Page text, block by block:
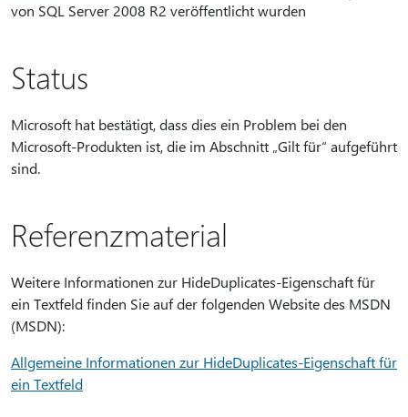
von SQL Server 2008 R2 veröffentlicht wurden
Status
Microsoft hat bestätigt, dass dies ein Problem bei den
Microsoft-Produkten ist, die im Abschnitt „Gilt für“ aufgeführt
sind.
Referenzmaterial
Weitere Informationen zur HideDuplicates-Eigenschaft für
ein Textfeld finden Sie auf der folgenden Website des MSDN
(MSDN):
Allgemeine Informationen zur HideDuplicates-Eigenschaft für
ein Textfeld